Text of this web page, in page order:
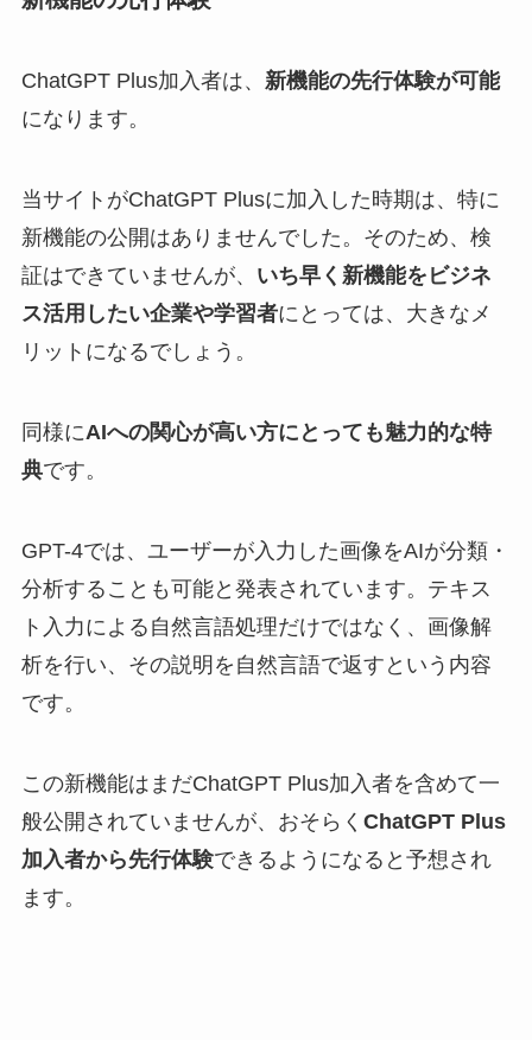
ChatGPT Plus加入者は、 新機能の先行体験が可能
になります。
当サイトがChatGPT Plusに加入した時期は、特に
新機能の公開はありませんでした。そのため、検
証はできていませんが、 いち早く新機能をビジネ
ス活用したい企業や学習者にとっては、大きなメ
リットになるでしょう。
同様にAIへの関心が高い方にとっても魅力的な特
典です。
GPT-4では、ユーザーが入力した画像をAIが分類・
分析することも可能と発表されています。テキス
ト入力による自然言語処理だけではなく、画像解
析を行い、その説明を自然言語で返すという内容
です。
この新機能はまだChatGPT Plus加入者を含めて一
般公開されていませんが、おそらく ChatGPT Plus
加入者から先行体験できるようになると予想され
ます。